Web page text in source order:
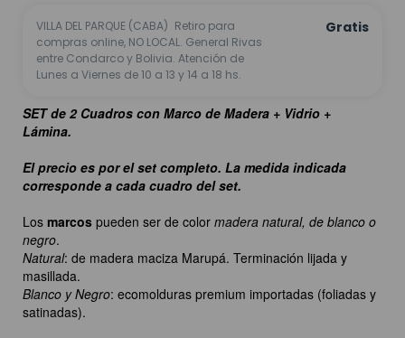
VILLA DEL PARQUE (CABA) Retiro para
compras online, NO LOCAL. General Rivas
entre Condarco y Bolivia. Atención de
Lunes a Viernes de 10 a 13 y 14 a 18 hs.
Gratis
SET de 2 Cuadros con Marco de Madera + Vidrio +
Lámina.
El precio es por el set completo. La medida indicada
corresponde a cada cuadro del set.
Los marcos pueden ser de color madera natural, de blanco o
negro.
Natural: de madera maciza Marupá. Terminación lijada y
masillada.
Blanco y Negro: ecomolduras premium importadas (foliadas y
satinadas).